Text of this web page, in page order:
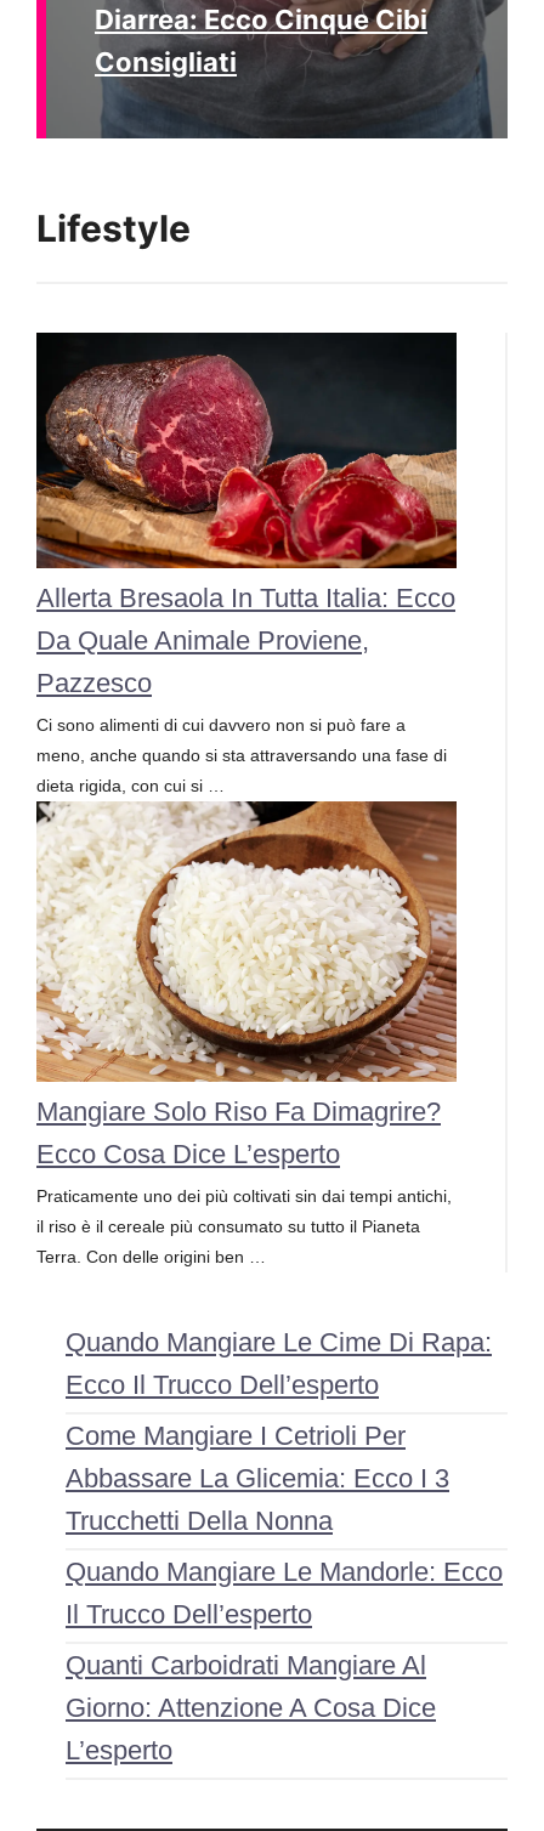
Diarrea: Ecco Cinque Cibi
Consigliati
Lifestyle
Allerta Bresaola In Tutta Italia: Ecco
Da Quale Animale Proviene,
Pazzesco
Ci sono alimenti di cui davvero non si può fare a
meno, anche quando si sta attraversando una fase di
dieta rigida, con cui si …
Mangiare Solo Riso Fa Dimagrire?
Ecco Cosa Dice L’esperto
Praticamente uno dei più coltivati sin dai tempi antichi,
il riso è il cereale più consumato su tutto il Pianeta
Terra. Con delle origini ben …
Quando Mangiare Le Cime Di Rapa:
Ecco Il Trucco Dell’esperto
Come Mangiare I Cetrioli Per
Abbassare La Glicemia: Ecco I 3
Trucchetti Della Nonna
Quando Mangiare Le Mandorle: Ecco
Il Trucco Dell’esperto
Quanti Carboidrati Mangiare Al
Giorno: Attenzione A Cosa Dice
L’esperto